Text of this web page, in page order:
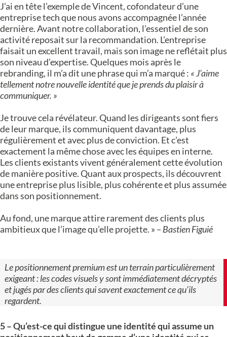
J’ai en tête l’exemple de Vincent, cofondateur d’une
entreprise tech que nous avons accompagnée l’année
dernière. Avant notre collaboration, l’essentiel de son
activité reposait sur la recommandation. L’entreprise
faisait un excellent travail, mais son image ne reflétait plus
son niveau d’expertise. Quelques mois après le
rebranding, il m’a dit une phrase qui m’a marqué : « J’aime
tellement notre nouvelle identité que je prends du plaisir à
communiquer. »
Je trouve cela révélateur. Quand les dirigeants sont fiers
de leur marque, ils communiquent davantage, plus
régulièrement et avec plus de conviction. Et c’est
exactement la même chose avec les équipes en interne.
Les clients existants vivent généralement cette évolution
de manière positive. Quant aux prospects, ils découvrent
une entreprise plus lisible, plus cohérente et plus assumée
dans son positionnement.
Au fond, une marque attire rarement des clients plus
ambitieux que l’image qu’elle projette. » – Bastien Figuié
Le positionnement premium est un terrain particulièrement
exigeant : les codes visuels y sont immédiatement décryptés
et jugés par des clients qui savent exactement ce qu’ils
regardent.
5 – Qu’est-ce qui distingue une identité qui assume un